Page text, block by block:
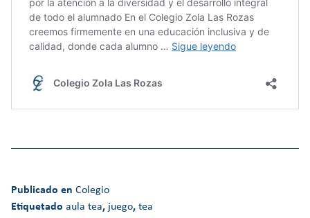
Publicado en Colegio
Etiquetado aula tea, juego, tea